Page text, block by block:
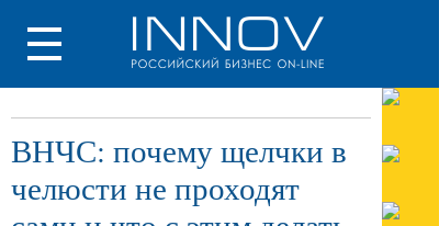
ВНЧС: почему щелчки в
челюсти не проходят